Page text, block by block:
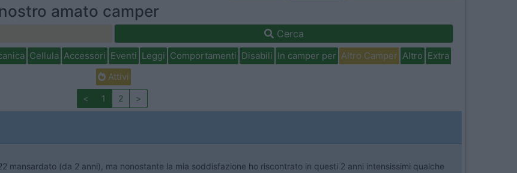
amato camper
Cerca
Cellula Accessori Eventi Leggi Comportamenti Disabili In camper per Altro Camper Altro Extra
Attivi
< 1 2 >
mansardato (da 2 anni), ma nonostante la mia soddisfazione ho riscontrato in questi 2 anni intensissimi qualche